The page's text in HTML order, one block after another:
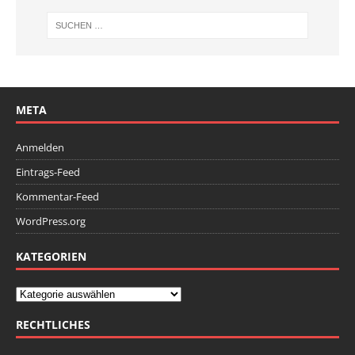
META
Anmelden
Eintrags-Feed
Kommentar-Feed
WordPress.org
KATEGORIEN
RECHTLICHES